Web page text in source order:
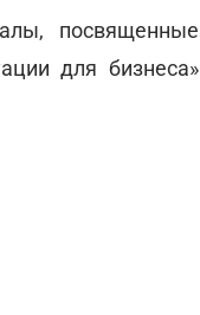
посвященные
для бизнеса»